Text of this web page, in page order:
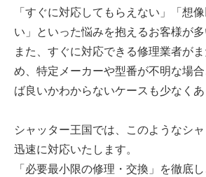
「すぐに対応してもらえない」「想
い」といった悩みを抱えるお客様が多
また、すぐに対応できる修理業者が
め、特定メーカーや型番が不明な場
ば良いかわからないケースも少なくあ
シャッター王国では、このようなシ
迅速に対応いたします。
「必要最小限の修理・交換」を徹底